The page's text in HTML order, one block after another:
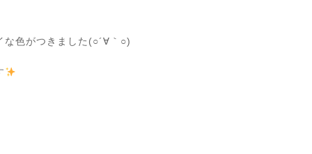
な色がつきました(○´∀｀○)